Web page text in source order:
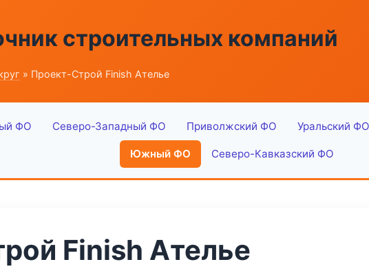
строительных компаний
» Проект-Строй Finish Ателье
ФО Северо-Западный ФО Приволжский ФО Уральский ФО
Южный ФО Северо-Кавказский ФО
Finish Ателье